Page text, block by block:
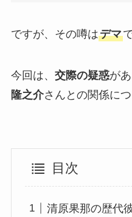
ですが、その噂はデマ
今回は、 交際の疑惑が
隆之介さんとの関係に
目次
清原果那の歴代